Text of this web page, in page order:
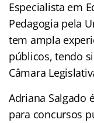
Especialista em
Pedagogia pela
tem ampla
públicos, tendo
Câmara
Adriana Salgado
para concursos